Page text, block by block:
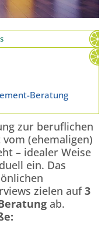
Beratung
zur beruflichen
(ehemaligen)
– idealer Weise
ein. Das
zielen auf3
ab.